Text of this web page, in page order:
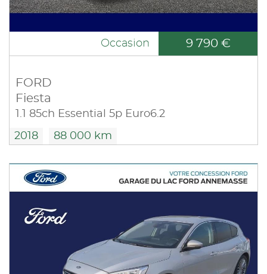
Occasion 9 790 €
FORD
Fiesta
1.1 85ch Essential 5p Euro6.2
2018 88 000 km